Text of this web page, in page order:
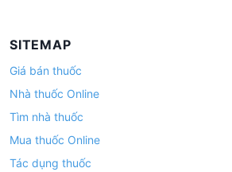
SITEMAP
Giá bán thuốc
Nhà thuốc Online
Tìm nhà thuốc
Mua thuốc Online
Tác dụng thuốc